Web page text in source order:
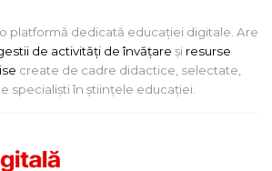
platformă dedicată educației digitale. Are
de activități de învățare și resurse
create de cadre didactice, selectate,
specialiști în științele educației.